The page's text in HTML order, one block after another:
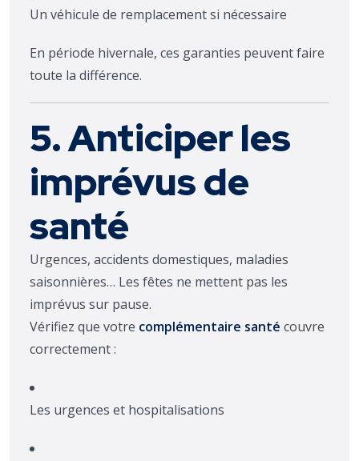
Un véhicule de remplacement si nécessaire
En période hivernale, ces garanties peuvent faire
toute la différence.
5. Anticiper les
imprévus de
santé
Urgences, accidents domestiques, maladies
saisonnières… Les fêtes ne mettent pas les
imprévus sur pause.
Vérifiez que votre complémentaire santé couvre
correctement :
Les urgences et hospitalisations